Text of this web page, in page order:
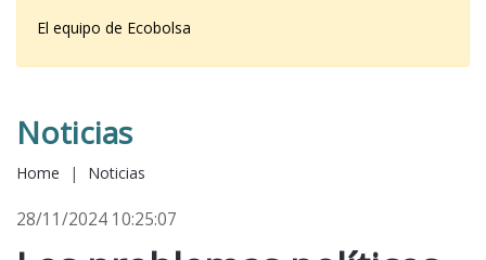
El equipo de Ecobolsa
Noticias
Home | Noticias
28/11/2024 10:25:07